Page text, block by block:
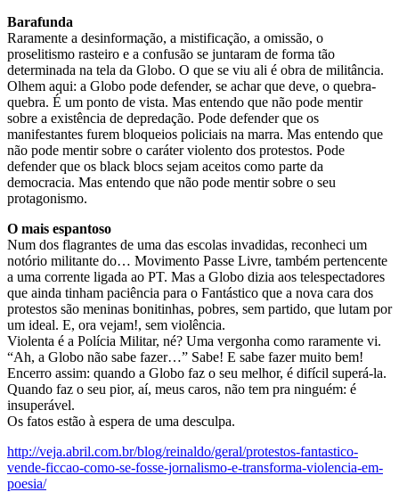
Barafunda
Raramente a desinformação, a mistificação, a omissão, o
proselitismo rasteiro e a confusão se juntaram de forma tão
determinada na tela da Globo. O que se viu ali é obra de militância.
Olhem aqui: a Globo pode defender, se achar que deve, o quebra-
quebra. É um ponto de vista. Mas entendo que não pode mentir
sobre a existência de depredação. Pode defender que os
manifestantes furem bloqueios policiais na marra. Mas entendo que
não pode mentir sobre o caráter violento dos protestos. Pode
defender que os black blocs sejam aceitos como parte da
democracia. Mas entendo que não pode mentir sobre o seu
protagonismo.
O mais espantoso
Num dos flagrantes de uma das escolas invadidas, reconheci um
notório militante do… Movimento Passe Livre, também pertencente
a uma corrente ligada ao PT. Mas a Globo dizia aos telespectadores
que ainda tinham paciência para o Fantástico que a nova cara dos
protestos são meninas bonitinhas, pobres, sem partido, que lutam por
um ideal. E, ora vejam!, sem violência.
Violenta é a Polícia Militar, né? Uma vergonha como raramente vi.
“Ah, a Globo não sabe fazer…” Sabe! E sabe fazer muito bem!
Encerro assim: quando a Globo faz o seu melhor, é difícil superá-la.
Quando faz o seu pior, aí, meus caros, não tem pra ninguém: é
insuperável.
Os fatos estão à espera de uma desculpa.
http://veja.abril.com.br/blog/reinaldo/geral/protestos-fantastico-
vende-ficcao-como-se-fosse-jornalismo-e-transforma-violencia-em-
poesia/